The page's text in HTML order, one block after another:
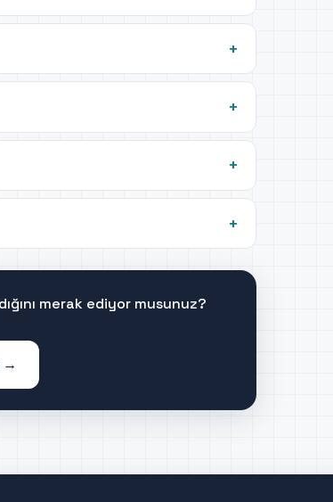
merak ediyor musunuz?
→